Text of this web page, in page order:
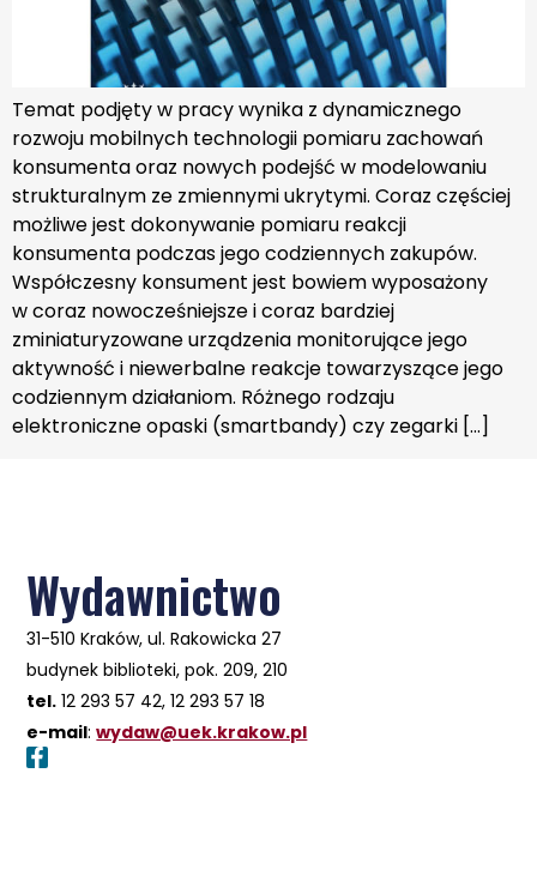
Temat podjęty w pracy wynika z dynamicznego
rozwoju mobilnych technologii pomiaru zachowań
konsumenta oraz nowych podejść w modelowaniu
strukturalnym ze zmiennymi ukrytymi. Coraz częściej
możliwe jest dokonywanie pomiaru reakcji
konsumenta podczas jego codziennych zakupów.
Współczesny konsument jest bowiem wyposażony
w coraz nowocześniejsze i coraz bardziej
zminiaturyzowane urządzenia monitorujące jego
aktywność i niewerbalne reakcje towarzyszące jego
codziennym działaniom. Różnego rodzaju
elektroniczne opaski (smartbandy) czy zegarki […]
Wydawnictwo
31-510 Kraków, ul. Rakowicka 27
budynek biblioteki, pok. 209, 210
tel. 12 293 57 42, 12 293 57 18
e-mail:wydaw@uek.krakow.pl